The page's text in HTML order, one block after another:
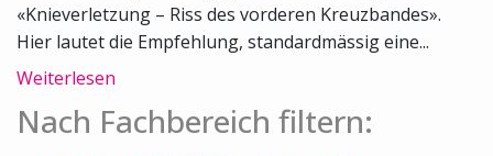
«Knieverletzung – Riss des vorderen Kreuzbandes».
Hier lautet die Empfehlung, standardmässig eine...
Weiterlesen
Nach Fachbereich filtern: